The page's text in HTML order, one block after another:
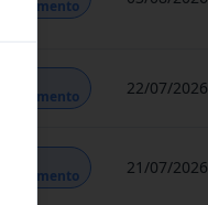
Andamento
Andamento
22/07/2026
Andamento
21/07/2026